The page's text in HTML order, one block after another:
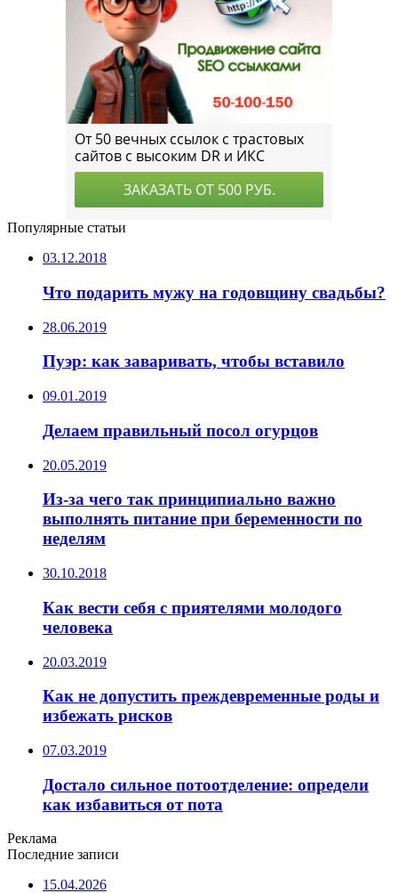
Популярные статьи
03.12.2018
Что подарить мужу на годовщину свадьбы?
28.06.2019
Пуэр: как заваривать, чтобы вставило
09.01.2019
Делаем правильный посол огурцов
20.05.2019
Из-за чего так принципиально важно
выполнять питание при беременности по
неделям
30.10.2018
Как вести себя с приятелями молодого
человека
20.03.2019
Как не допустить преждевременные роды и
избежать рисков
07.03.2019
Достало сильное потоотделение: определи
как избавиться от пота
Реклама
Последние записи
15.04.2026